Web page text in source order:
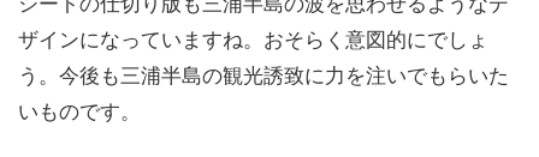
ザインになっていますね。おそらく意図的にでしょ
う。今後も三浦半島の観光誘致に力を注いでもらいた
いものです。